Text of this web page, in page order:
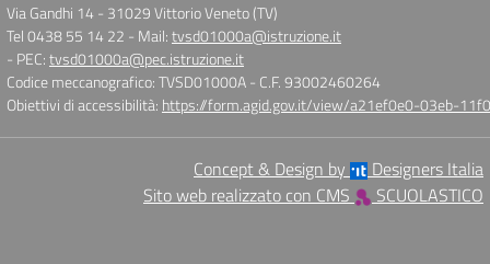
Via Gandhi 14 - 31029 Vittorio Veneto (TV)
Tel 0438 55 14 22 - Mail:tvsd01000a@istruzione.it
- PEC:tvsd01000a@pec.istruzione.it
Codice meccanografico: TVSD01000A- C.F. 93002460264
Obiettivi di accessibilità: https://form.agid.gov.it/view/a21ef0e0-03eb-
Concept & Design by
Designers Italia
Sito web realizzato con CMS
SCUOLASTICO